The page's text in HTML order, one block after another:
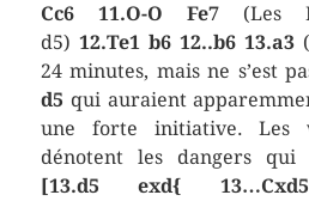
Cc6 11.O-O Fe7
(Les
d5) 12.Te1 b6 12..b613.a3
24 minutes, mais ne s’est
d5 qui auraient
une forte initiative. Les
dénotent les dangers qui
[13.d5 exd{